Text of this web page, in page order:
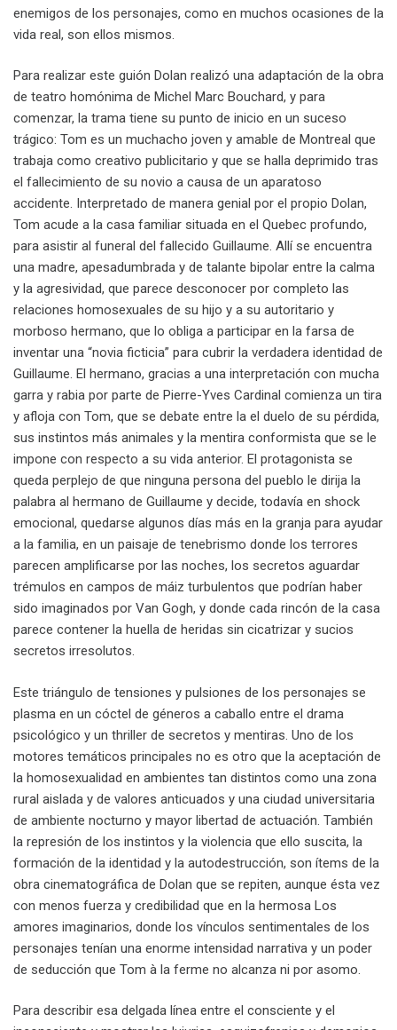
enemigos de los personajes, como en muchos ocasiones de la
vida real, son ellos mismos.
Para realizar este guión Dolan realizó una adaptación de la obra
de teatro homónima de Michel Marc Bouchard, y para
comenzar, la trama tiene su punto de inicio en un suceso
trágico: Tom es un muchacho joven y amable de Montreal que
trabaja como creativo publicitario y que se halla deprimido tras
el fallecimiento de su novio a causa de un aparatoso
accidente. Interpretado de manera genial por el propio Dolan,
Tom acude a la casa familiar situada en el Quebec profundo,
para asistir al funeral del fallecido Guillaume. Allí se encuentra
una madre, apesadumbrada y de talante bipolar entre la calma
y la agresividad, que parece desconocer por completo las
relaciones homosexuales de su hijo y a su autoritario y
morboso hermano, que lo obliga a participar en la farsa de
inventar una “novia ficticia” para cubrir la verdadera identidad de
Guillaume. El hermano, gracias a una interpretación con mucha
garra y rabia por parte de Pierre-Yves Cardinal comienza un tira
y afloja con Tom, que se debate entre la el duelo de su pérdida,
sus instintos más animales y la mentira conformista que se le
impone con respecto a su vida anterior. El protagonista se
queda perplejo de que ninguna persona del pueblo le dirija la
palabra al hermano de Guillaume y decide, todavía en shock
emocional, quedarse algunos días más en la granja para ayudar
a la familia, en un paisaje de tenebrismo donde los terrores
parecen amplificarse por las noches, los secretos aguardar
trémulos en campos de máiz turbulentos que podrían haber
sido imaginados por Van Gogh, y donde cada rincón de la casa
parece contener la huella de heridas sin cicatrizar y sucios
secretos irresolutos.
Este triángulo de tensiones y pulsiones de los personajes se
plasma en un cóctel de géneros a caballo entre el drama
psicológico y un thriller de secretos y mentiras. Uno de los
motores temáticos principales no es otro que la aceptación de
la homosexualidad en ambientes tan distintos como una zona
rural aislada y de valores anticuados y una ciudad universitaria
de ambiente nocturno y mayor libertad de actuación. También
la represión de los instintos y la violencia que ello suscita, la
formación de la identidad y la autodestrucción, son ítems de la
obra cinematográfica de Dolan que se repiten, aunque ésta vez
con menos fuerza y credibilidad que en la hermosa Los
amores imaginarios, donde los vínculos sentimentales de los
personajes tenían una enorme intensidad narrativa y un poder
de seducción que Tom à la ferme no alcanza ni por asomo.
Para describir esa delgada línea entre el consciente y el